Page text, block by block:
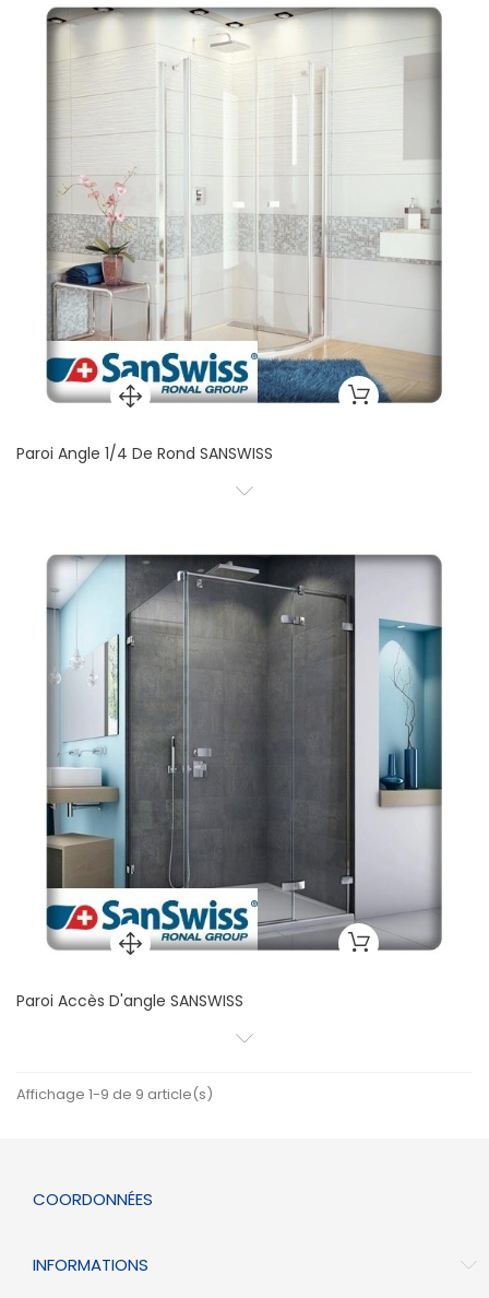
Paroi Angle 1/4 De Rond SANSWISS
Paroi Accès D'angle SANSWISS
Affichage 1-9 de 9 article(s)
COORDONNÉES
INFORMATIONS